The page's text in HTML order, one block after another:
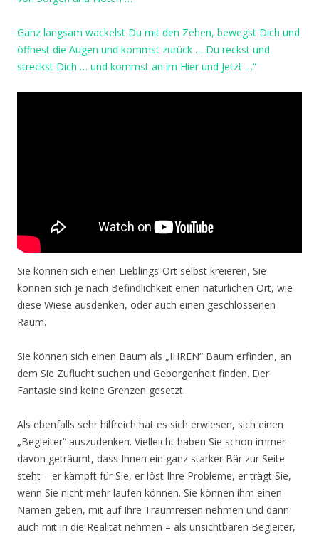
Ganz langsam wackelst Du mit den Zehen, bewegst Dich und
öffnest die Augen und kommst zurück … Du reckst und
streckst Dich … und kommst an im Hier und Jetzt …“
Sie können sich einen Lieblings-Ort selbst kreieren, Sie
können sich je nach Befindlichkeit einen natürlichen Ort, wie
diese Wiese ausdenken, oder auch einen geschlossenen
Raum.
Sie können sich einen Baum als „IHREN“ Baum erfinden, an
dem Sie Zuflucht suchen und Geborgenheit finden. Der
Fantasie sind keine Grenzen gesetzt.
Als ebenfalls sehr hilfreich hat es sich erwiesen, sich einen
„Begleiter“ auszudenken. Vielleicht haben Sie schon immer
davon geträumt, dass Ihnen ein ganz starker Bär zur Seite
steht – er kämpft für Sie, er löst Ihre Probleme, er trägt Sie,
wenn Sie nicht mehr laufen können. Sie können ihm einen
Namen geben, mit auf Ihre Traumreisen nehmen und dann
auch mit in die Realität nehmen – als unsichtbaren Begleiter,